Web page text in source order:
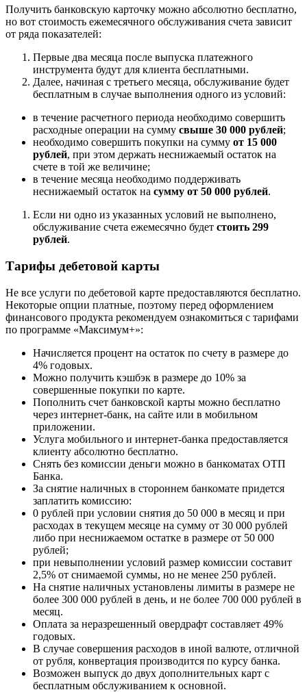
Получить банковскую карточку можно абсолютно бесплатно,
но вот стоимость ежемесячного обслуживания счета зависит
от ряда показателей:
Первые два месяца после выпуска платежного
инструмента будут для клиента бесплатными.
Далее, начиная с третьего месяца, обслуживание будет
бесплатным в случае выполнения одного из условий:
в течение расчетного периода необходимо совершить
расходные операции на сумму свыше 30 000 рублей;
необходимо совершить покупки на сумму от 15 000
рублей, при этом держать неснижаемый остаток на
счете в той же величине;
в течение месяца необходимо поддерживать
неснижаемый остаток на сумму от 50 000 рублей.
Если ни одно из указанных условий не выполнено,
обслуживание счета ежемесячно будет стоить 299
рублей.
Тарифы дебетовой карты
Не все услуги по дебетовой карте предоставляются бесплатно.
Некоторые опции платные, поэтому перед оформлением
финансового продукта рекомендуем ознакомиться с тарифами
по программе «Максимум+»:
Начисляется процент на остаток по счету в размере до
4% годовых.
Можно получить кэшбэк в размере до 10% за
совершенные покупки по карте.
Пополнить счет банковской карты можно бесплатно
через интернет-банк, на сайте или в мобильном
приложении.
Услуга мобильного и интернет-банка предоставляется
клиенту абсолютно бесплатно.
Снять без комиссии деньги можно в банкоматах ОТП
Банка.
За снятие наличных в стороннем банкомате придется
заплатить комиссию:
0 рублей при условии снятия до 50 000 в месяц и при
расходах в текущем месяце на сумму от 30 000 рублей
либо при неснижаемом остатке в размере от 50 000
рублей;
при невыполнении условий размер комиссии составит
2,5% от снимаемой суммы, но не менее 250 рублей.
На снятие наличных установлены лимиты в размере не
более 300 000 рублей в день, и не более 700 000 рублей в
месяц.
Оплата за неразрешенный овердрафт составляет 49%
годовых.
В случае совершения расходов в иной валюте, отличной
от рубля, конвертация производится по курсу банка.
Возможен выпуск до двух дополнительных карт с
бесплатным обслуживанием к основной.